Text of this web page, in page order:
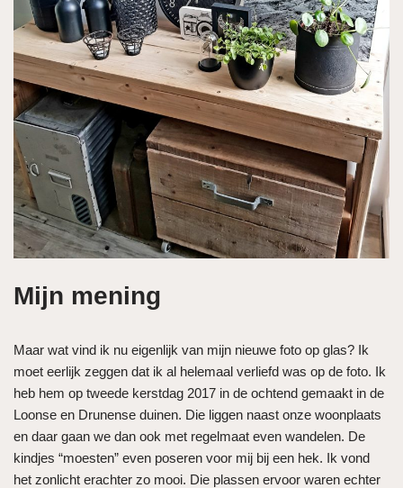
Mijn mening
Maar wat vind ik nu eigenlijk van mijn nieuwe foto op glas? Ik
moet eerlijk zeggen dat ik al helemaal verliefd was op de foto. Ik
heb hem op tweede kerstdag 2017 in de ochtend gemaakt in de
Loonse en Drunense duinen. Die liggen naast onze woonplaats
en daar gaan we dan ook met regelmaat even wandelen. De
kindjes “moesten” even poseren voor mij bij een hek. Ik vond
het zonlicht erachter zo mooi. Die plassen ervoor waren echter